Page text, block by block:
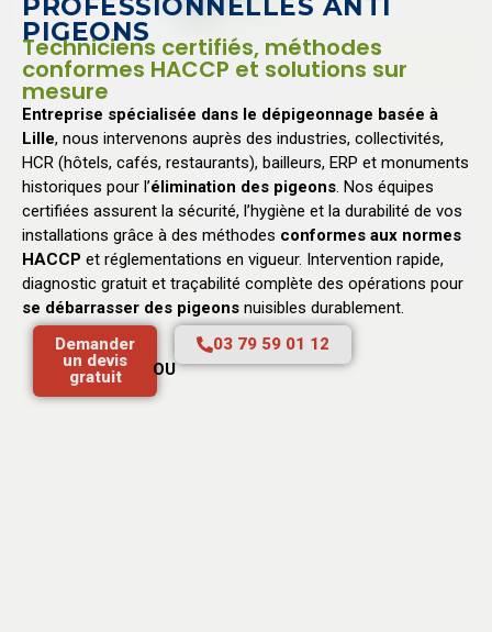
PROFESSIONNELLES ANTI
PIGEONS
Techniciens certifiés, méthodes
conformes HACCP et solutions sur
mesure
Entreprise spécialisée dans le dépigeonnage basée à
Lille, nous intervenons auprès des industries, collectivités,
HCR (hôtels, cafés, restaurants), bailleurs, ERP et monuments
historiques pour l’élimination des pigeons. Nos équipes
certifiées assurent la sécurité, l’hygiène et la durabilité de vos
installations grâce à des méthodes conformes aux normes
HACCP et réglementations en vigueur. Intervention rapide,
diagnostic gratuit et traçabilité complète des opérations pour
se débarrasser des pigeons nuisibles durablement.
Demander
un devis
gratuit
OU
03 79 59 01 12